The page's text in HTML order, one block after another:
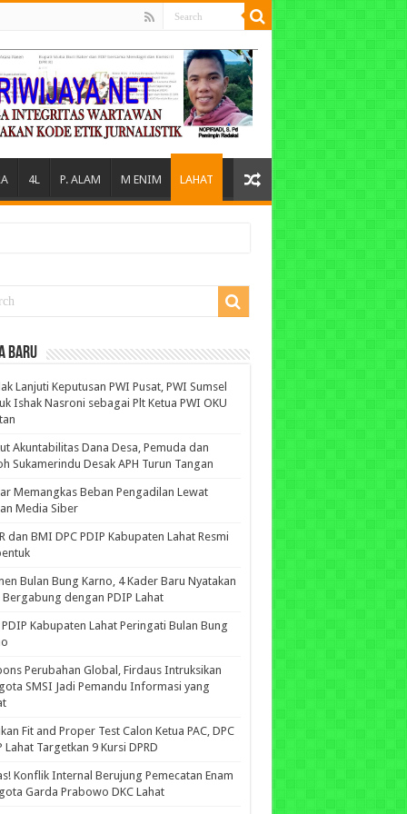
4L P. ALAM M ENIM LAHAT
BARU
Lanjuti Keputusan PWI Pusat, PWI Sumsel
Ishak Nasroni sebagai Plt Ketua PWI OKU
Akuntabilitas Dana Desa, Pemuda dan
Sukamerindu Desak APH Turun Tangan
Memangkas Beban Pengadilan Lewat
Media Siber
dan BMI DPC PDIP Kabupaten Lahat Resmi
Bulan Bung Karno, 4 Kader Baru Nyatakan
Bergabung dengan PDIP Lahat
PDIP Kabupaten Lahat Peringati Bulan Bung
Perubahan Global, Firdaus Intruksikan
SMSI Jadi Pemandu Informasi yang
Fit and Proper Test Calon Ketua PAC, DPC
Lahat Targetkan 9 Kursi DPRD
Konflik Internal Berujung Pemecatan Enam
Garda Prabowo DKC Lahat